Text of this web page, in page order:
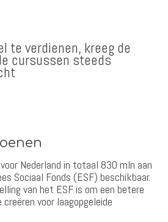
te verdienen, kreeg de
cursussen steeds
Nederland in totaal 830 mln aan
Sociaal Fonds (ESF) beschikbaar.
van het ESF is om een betere
voor laagopgeleide